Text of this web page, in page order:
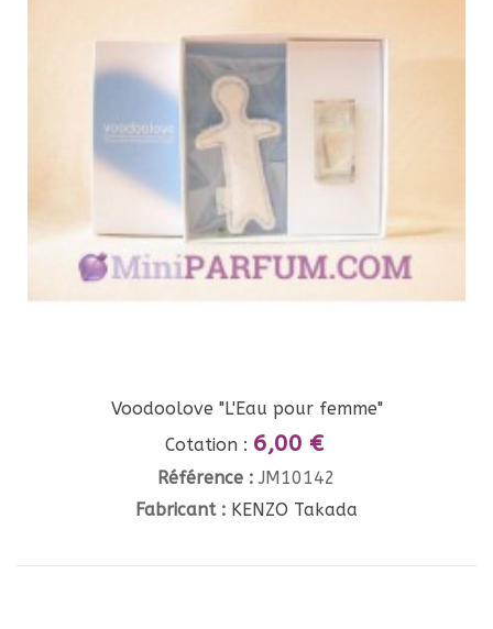
Voodoolove "L'Eau pour femme"
Cotation : 6,00 €
Référence : JM10142
Fabricant : KENZO Takada